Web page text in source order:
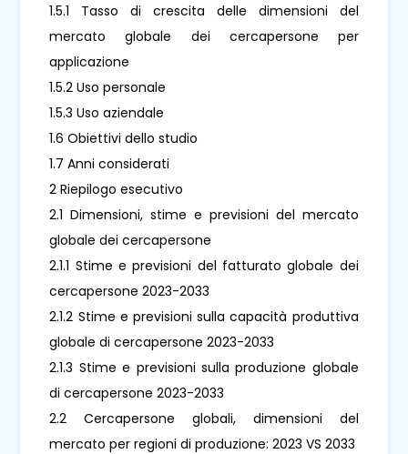
1.5.1 Tasso di crescita delle dimensioni del
mercato globale dei cercapersone per
applicazione
1.5.2 Uso personale
1.5.3 Uso aziendale
1.6 Obiettivi dello studio
1.7 Anni considerati
2 Riepilogo esecutivo
2.1 Dimensioni, stime e previsioni del mercato
globale dei cercapersone
2.1.1 Stime e previsioni del fatturato globale dei
cercapersone 2023-2033
2.1.2 Stime e previsioni sulla capacità produttiva
globale di cercapersone 2023-2033
2.1.3 Stime e previsioni sulla produzione globale
di cercapersone 2023-2033
2.2 Cercapersone globali, dimensioni del
mercato per regioni di produzione: 2023 VS 2033